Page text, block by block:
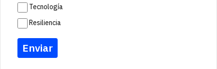
Tecnología
Resiliencia
Enviar